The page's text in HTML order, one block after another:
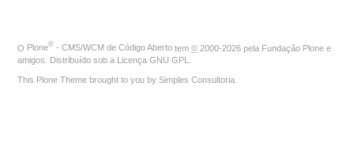
O Plone® - CMS/WCM de Código Aberto tem © 2000-2026 pela Fundação Plone e
amigos. Distribuído sob a
Licença GNU GPL
This Plone Theme brought to you by Simples Consultoria